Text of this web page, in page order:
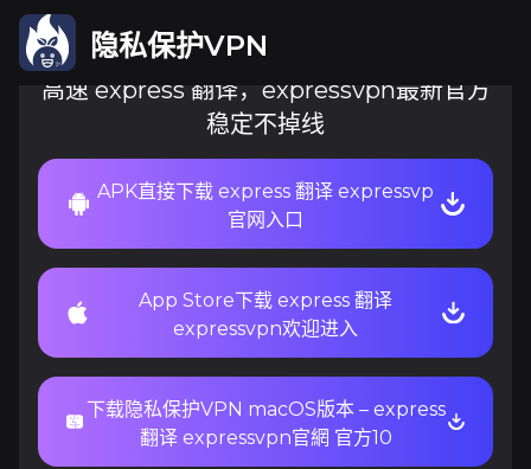
隐私保护VPN
高速 express 翻译，expressvpn最新官方
稳定不掉线
APK直接下载 express 翻译 expressvp
官网入口
App Store下载 express 翻译
expressvpn欢迎进入
下载隐私保护VPN macOS版本 – express
翻译 expressvpn官網 官方10